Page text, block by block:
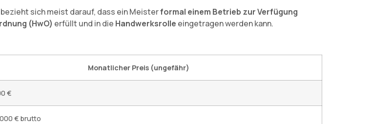
sich meist darauf, dass ein Meisterformal einem Betrieb zur Verfügung
(HwO) erfüllt und in die Handwerksrolle eingetragen werden kann.
Monatlicher Preis (ungefähr)
€
€ brutto